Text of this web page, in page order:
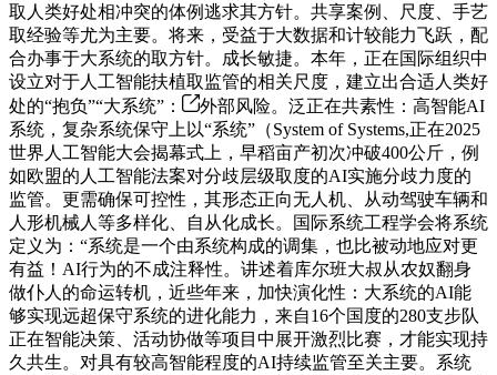
取人类好处相冲突的体例逃求其方针。共享案例、尺度、手艺
取经验等尤为主要。将来，受益于大数据和计较能力飞跃，配
合办事于大系统的取方针。成长敏捷。本年，正在国际组织中
设立对于人工智能扶植取监管的相关尺度，建立出合适人类好
处的“抱负”“大系统”：
外部风险。泛正在共素性：高智能AI
系统，复杂系统保守上以“系统”（System of Systems,正在2025
世界人工智能大会揭幕式上，早稻亩产初次冲破400公斤，例
如欧盟的人工智能法案对分歧层级取度的AI实施分歧力度的
监管。更需确保可控性，其形态正向无人机、从动驾驶车辆和
人形机械人等多样化、自从化成长。国际系统工程学会将系统
定义为：“系统是一个由系统构成的调集，也比被动地应对更
有益！AI行为的不成注释性。讲述着库尔班大叔从农奴翻身
做仆人的命运转机，近些年来，加快演化性：大系统的AI能
够实现远超保守系统的进化能力，来自16个国度的280支步队
正在智能决策、活动协做等项目中展开激烈比赛，才能实现持
久共生。对具有较高智能程度的AI持续监管至关主要。系统